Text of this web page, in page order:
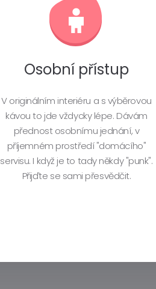
Osobní přístup
V originálním interiéru a s výběrovou
kávou to jde vždycky lépe. Dávám
přednost osobnímu jednání, v
příjemném prostředí "domácího"
servisu. I když je to tady někdy "punk".
Přijďte se sami přesvědčit.